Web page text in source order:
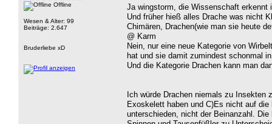
Offline
Wesen & Alter: 99
Beiträge: 2.647
Bruderliebe xD
Ja wingstorm, die Wissenschaft erkennt
Und früher hieß alles Drache was nicht
Chimären, Drachen(wie man sie heute
@ Karm
Nein, nur eine neue Kategorie von
hat und sie damit zumindest schonmal
Und die Kategorie Drachen kann man
Ich würde Drachen niemals zu Insekten
Exoskelett haben und C)Es nicht auf
unterschieden, nicht der Beinanzahl.